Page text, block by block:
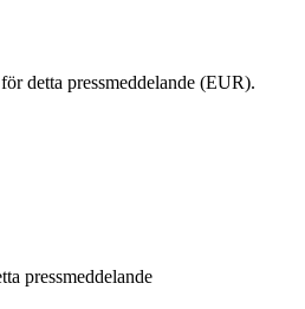
detta pressmeddelande (EUR).
pressmeddelande